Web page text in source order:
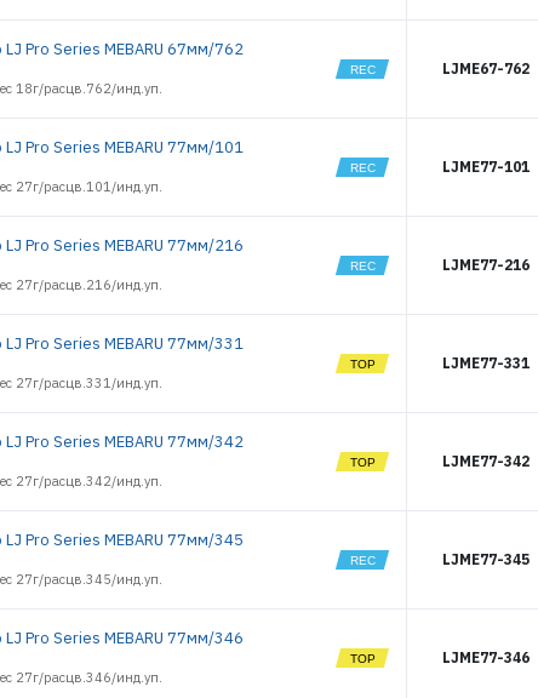
РЕГИСТРАЦИЯ ОПТ
LJ Pro Series MEBARU 67мм/762
18г/расцв.762/инд.уп.
LJME67-762
LJ Pro Series MEBARU 77мм/101
27г/расцв.101/инд.уп.
LJME77-101
LJ Pro Series MEBARU 77мм/216
27г/расцв.216/инд.уп.
LJME77-216
LJ Pro Series MEBARU 77мм/331
27г/расцв.331/инд.уп.
LJME77-331
LJ Pro Series MEBARU 77мм/342
27г/расцв.342/инд.уп.
LJME77-342
LJ Pro Series MEBARU 77мм/345
27г/расцв.345/инд.уп.
LJME77-345
LJ Pro Series MEBARU 77мм/346
27г/расцв.346/инд.уп.
LJME77-346